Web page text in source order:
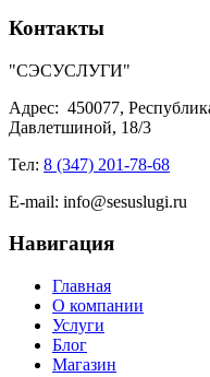
Контакты
"СЭСУСЛУГИ"
Адрес: 450077,
Давлетшиной, 18/3
Тел: 8 (347) 201-78-68
E-mail: info@sesuslugi.ru
Навигация
Главная
О компании
Услуги
Блог
Магазин